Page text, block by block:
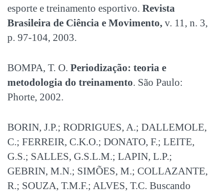
esporte e treinamento esportivo. Revista
Brasileira de Ciência e Movimento, v. 11, n. 3,
p. 97-104, 2003.
BOMPA, T. O. Periodização: teoria e
metodologia do treinamento. São Paulo:
Phorte, 2002.
BORIN, J.P.; RODRIGUES, A.; DALLEMOLE,
C.; FERREIR, C.K.O.; DONATO, F.; LEITE,
G.S.; SALLES, G.S.L.M.; LAPIN, L.P.;
GEBRIN, M.N.; SIMÕES, M.; COLLAZANTE,
R.; SOUZA, T.M.F.; ALVES, T.C. Buscando